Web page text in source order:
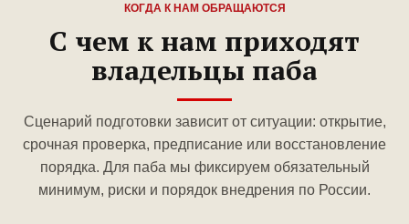
КОГДА К НАМ ОБРАЩАЮТСЯ
С чем к нам приходят
владельцы паба
Сценарий подготовки зависит от ситуации: открытие,
срочная проверка, предписание или восстановление
порядка. Для паба мы фиксируем обязательный
минимум, риски и порядок внедрения по России.